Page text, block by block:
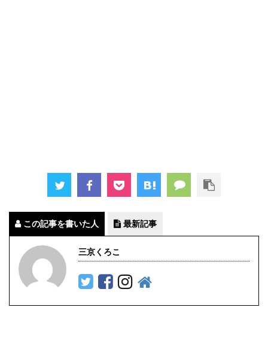
この記事を書いた人 最新記事
三京くろこ